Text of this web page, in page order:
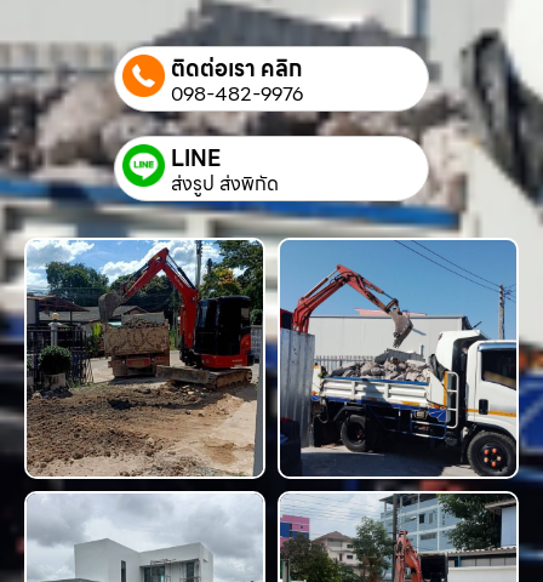
ติดต่อเรา คลิก
098-482-9976
LINE
ส่งรูป ส่งพิกัด